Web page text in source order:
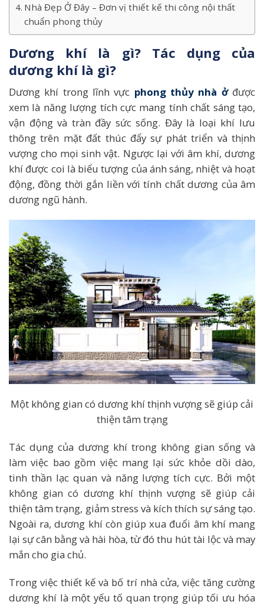
Nhà Đẹp Ở Đây – Đơn vị thiết kế thi công nội thất
chuẩn phong thủy
Dương khí là gì? Tác dụng của
dương khí là gì?
Dương khí trong lĩnh vực phong thủy nhà ởđược
xem là năng lượng tích cực mang tính chất sáng tạo,
vận động và tràn đầy sức sống. Đây là loại khí lưu
thông trên mặt đất thúc đẩy sự phát triển và thịnh
vượng cho mọi sinh vật. Ngược lại với âm khí, dương
khí được coi là biểu tượng của ánh sáng, nhiệt và hoạt
động, đồng thời gắn liền với tính chất dương của âm
dương ngũ hành.
Một không gian có dương khí thịnh vượng sẽ giúp cải
thiện tâm trạng
Tác dụng của dương khí trong không gian sống và
làm việc bao gồm việc mang lại sức khỏe dồi dào,
tinh thần lạc quan và năng lượng tích cực. Bởi một
không gian có dương khí thịnh vượng sẽ giúp cải
thiện tâm trạng, giảm stress và kích thích sự sáng tạo.
Ngoài ra, dương khí còn giúp xua đuổi âm khí mang
lại sự cân bằng và hài hòa, từ đó thu hút tài lộc và may
mắn cho gia chủ.
Trong việc thiết kế và bố trí nhà cửa, việc tăng cường
dương khí là một yếu tố quan trọng giúp tối ưu hóa